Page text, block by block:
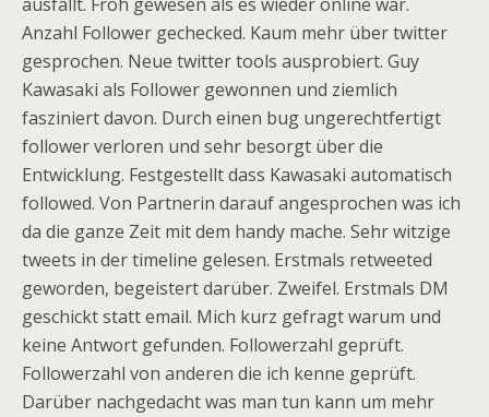
Anzahl Follower gechecked. Kaum mehr über twitter
gesprochen. Neue twitter tools ausprobiert. Guy
Kawasaki als Follower gewonnen und ziemlich
fasziniert davon. Durch einen bug ungerechtfertigt
follower verloren und sehr besorgt über die
Entwicklung. Festgestellt dass Kawasaki automatisch
followed. Von Partnerin darauf angesprochen was ich
da die ganze Zeit mit dem handy mache. Sehr witzige
tweets in der timeline gelesen. Erstmals retweeted
geworden, begeistert darüber. Zweifel. Erstmals DM
geschickt statt email. Mich kurz gefragt warum und
keine Antwort gefunden. Followerzahl geprüft.
Followerzahl von anderen die ich kenne geprüft.
Darüber nachgedacht was man tun kann um mehr